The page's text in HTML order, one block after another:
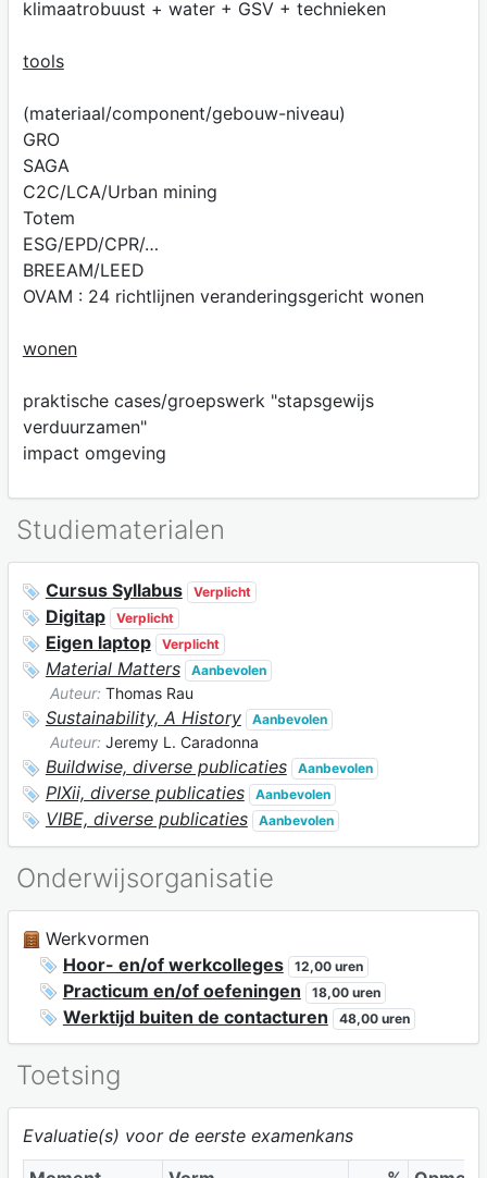
klimaatrobuust + water + GSV + technieken
tools
(materiaal/component/gebouw-niveau)
GRO
SAGA
C2C/LCA/Urban mining
Totem
ESG/EPD/CPR/…
BREEAM/LEED
OVAM : 24 richtlijnen veranderingsgericht wonen
wonen
praktische cases/groepswerk "stapsgewijs
verduurzamen"
impact omgeving
Studiematerialen
Cursus Syllabus Verplicht
Digitap Verplicht
Eigen laptop Verplicht
Material Matters Aanbevolen
Auteur: Thomas Rau
Sustainability, A History Aanbevolen
Auteur: Jeremy L. Caradonna
Buildwise, diverse publicaties Aanbevolen
PIXii, diverse publicaties Aanbevolen
VIBE, diverse publicaties Aanbevolen
Onderwijsorganisatie
Werkvormen
Hoor- en/of werkcolleges
12,00 uren
Practicum en/of oefeningen 18,00 uren
Werktijd buiten de contacturen 48,00 uren
Toetsing
Evaluatie(s) voor de eerste examenkans